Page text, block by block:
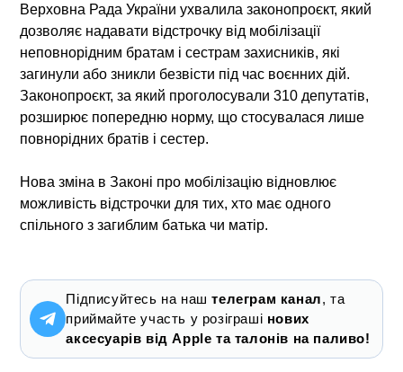
Верховна Рада України ухвалила законопроєкт, який
дозволяє надавати відстрочку від мобілізації
неповнорідним братам і сестрам захисників, які
загинули або зникли безвісти під час воєнних дій.
Законопроєкт, за який проголосували 310 депутатів,
розширює попередню норму, що стосувалася лише
повнорідних братів і сестер.
Нова зміна в Законі про мобілізацію відновлює
можливість відстрочки для тих, хто має одного
спільного з загиблим батька чи матір.
Підписуйтесь на наштелеграм канал, та
приймайте участь у розіграші нових
аксесуарів від Apple та талонів на паливо!